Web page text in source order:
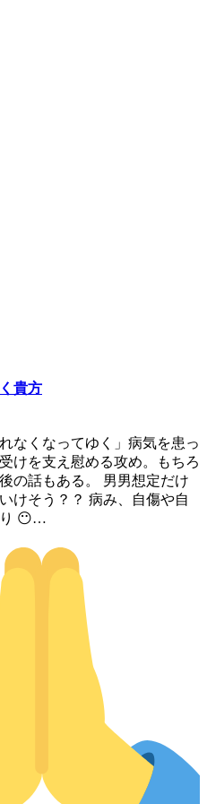
貴方
なくなってゆく」病気を患っ
けを支え慰める攻め。もちろ
の話もある。 男男想定だけ
けそう？？ 病み、自傷や自
り 😶…